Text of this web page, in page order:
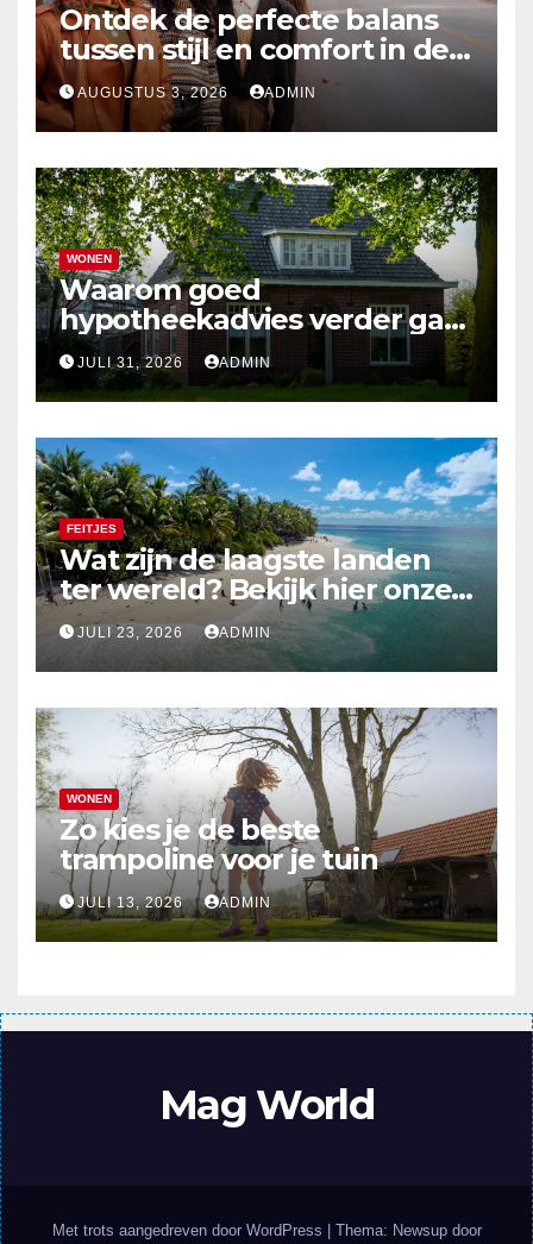
Ontdek de perfecte balans
tussen stijl en comfort in de
nieuwste damesmode
AUGUSTUS 3, 2026 ADMIN
WONEN
Waarom goed
hypotheekadvies verder gaat
dan alleen cijfers
JULI 31, 2026 ADMIN
FEITJES
Wat zijn de laagste landen
ter wereld? Bekijk hier onze
top 10
JULI 23, 2026 ADMIN
WONEN
Zo kies je de beste
trampoline voor je tuin
JULI 13, 2026 ADMIN
Mag World
Met trots aangedreven door WordPress | Thema: Newsup door